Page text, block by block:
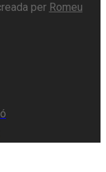
per Romeu